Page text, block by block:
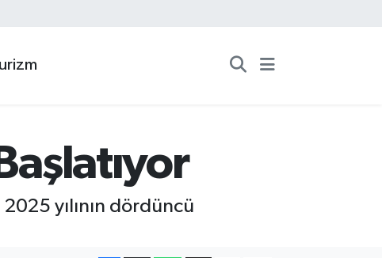
yılının dördüncü